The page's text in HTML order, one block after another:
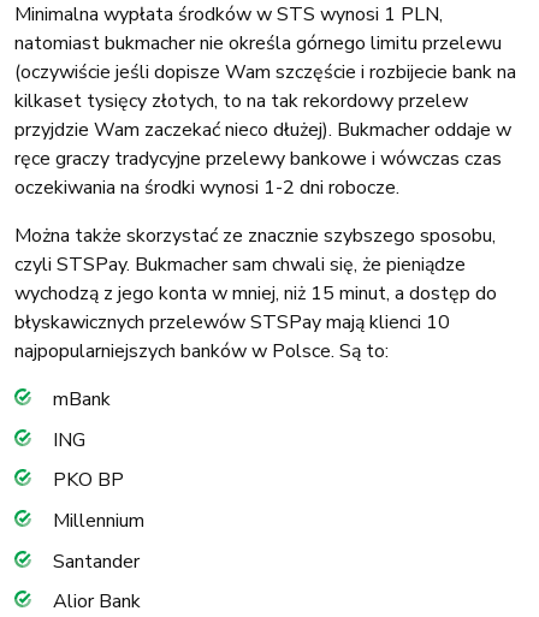
Minimalna wypłata środków w STS wynosi 1 PLN,
natomiast bukmacher nie określa górnego limitu przelewu
(oczywiście jeśli dopisze Wam szczęście i rozbijecie bank na
kilkaset tysięcy złotych, to na tak rekordowy przelew
przyjdzie Wam zaczekać nieco dłużej). Bukmacher oddaje w
ręce graczy tradycyjne przelewy bankowe i wówczas czas
oczekiwania na środki wynosi 1-2 dni robocze.
Można także skorzystać ze znacznie szybszego sposobu,
czyli STSPay. Bukmacher sam chwali się, że pieniądze
wychodzą z jego konta w mniej, niż 15 minut, a dostęp do
błyskawicznych przelewów STSPay mają klienci 10
najpopularniejszych banków w Polsce. Są to:
mBank
ING
PKO BP
Millennium
Santander
Alior Bank